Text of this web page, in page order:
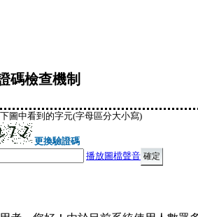
碼檢查機制
圖中看到的字元(字母區分大小寫)
更換驗證碼
播放圖檔聲音